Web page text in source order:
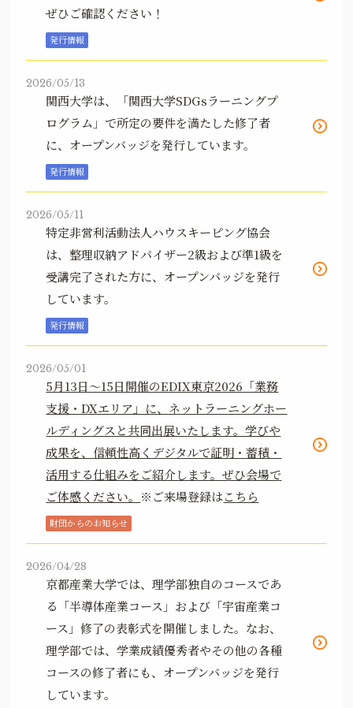
ぜひご確認ください！
発行情報
2026/05/13
関西大学は、「関西大学SDGsラーニングプ
ログラム」で所定の要件を満たした修了者
に、オープンバッジを発行しています。
発行情報
2026/05/11
特定非営利活動法人ハウスキーピング協会
は、整理収納アドバイザー2級および準1級を
受講完了された方に、オープンバッジを発行
しています。
発行情報
2026/05/01
5月13日～15日開催のEDIX東京2026「業務
支援・DXエリア」に、ネットラーニングホー
ルディングスと共同出展いたします。学びや
成果を、信頼性高くデジタルで証明・蓄積・
活用する仕組みをご紹介します。ぜひ会場で
ご体感ください。 ※ご来場登録はこちら
財団からのお知らせ
2026/04/28
京都産業大学では、理学部独自のコースであ
る「半導体産業コース」および「宇宙産業コ
ース」修了の表彰式を開催しました。なお、
理学部では、学業成績優秀者やその他の各種
コースの修了者にも、オープンバッジを発行
しています。